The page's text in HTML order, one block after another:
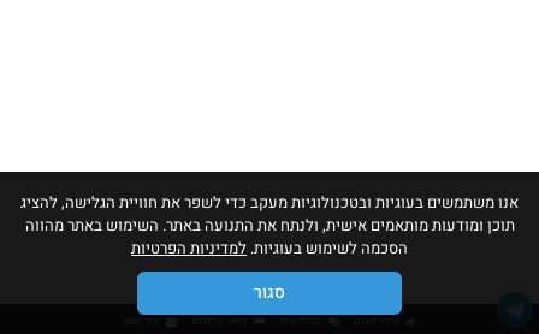
אנו משתמשים בעוגיות ובטכנולוגיות מעקב כדי לשפר את חוויית הגלישה, להציג
תוכן ומודעות מותאמים אישית, ולנתח את התנועה באתר. השימוש באתר מהווה
הסכמה לשימוש בעוגיות. למדיניות הפרטיות
סגור